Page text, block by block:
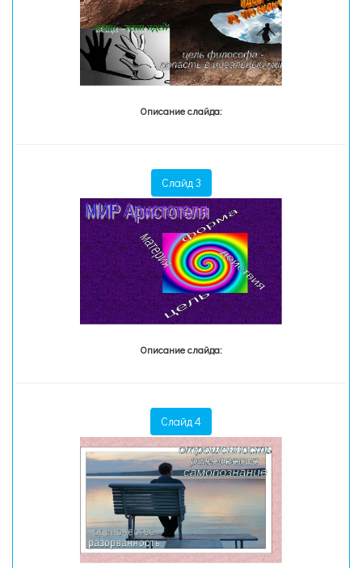
Описание слайда:
Слайд 3
Описание слайда:
Слайд 4